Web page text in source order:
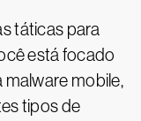
táticas para
está focado
mobile,
tipos de